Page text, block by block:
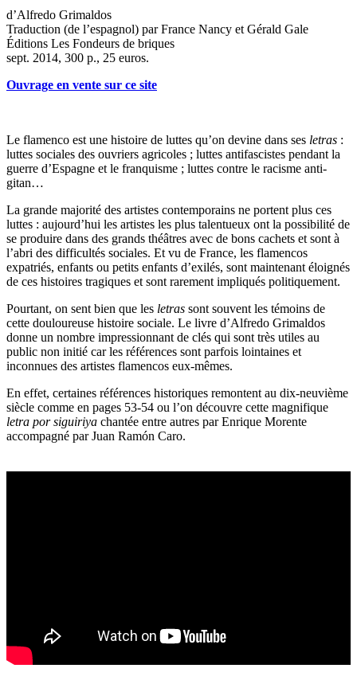
d’Alfredo Grimaldos
Traduction (de l’espagnol) par France Nancy et Gérald Gale
Éditions Les Fondeurs de briques
sept. 2014, 300 p., 25 euros.
Ouvrage en vente sur ce site
Le flamenco est une histoire de luttes qu’on devine dans ses letras :
luttes sociales des ouvriers agricoles ; luttes antifascistes pendant la
guerre d’Espagne et le franquisme ; luttes contre le racisme anti-
gitan…
La grande majorité des artistes contemporains ne portent plus ces
luttes : aujourd’hui les artistes les plus talentueux ont la possibilité de
se produire dans des grands théâtres avec de bons cachets et sont à
l’abri des difficultés sociales. Et vu de France, les flamencos
expatriés, enfants ou petits enfants d’exilés, sont maintenant éloignés
de ces histoires tragiques et sont rarement impliqués politiquement.
Pourtant, on sent bien que les letras sont souvent les témoins de
cette douloureuse histoire sociale. Le livre d’Alfredo Grimaldos
donne un nombre impressionnant de clés qui sont très utiles au
public non initié car les références sont parfois lointaines et
inconnues des artistes flamencos eux-mêmes.
En effet, certaines références historiques remontent au dix-neuvième
siècle comme en pages 53-54 ou l’on découvre cette magnifique
letra por siguiriya chantée entre autres par Enrique Morente
accompagné par Juan Ramón Caro.